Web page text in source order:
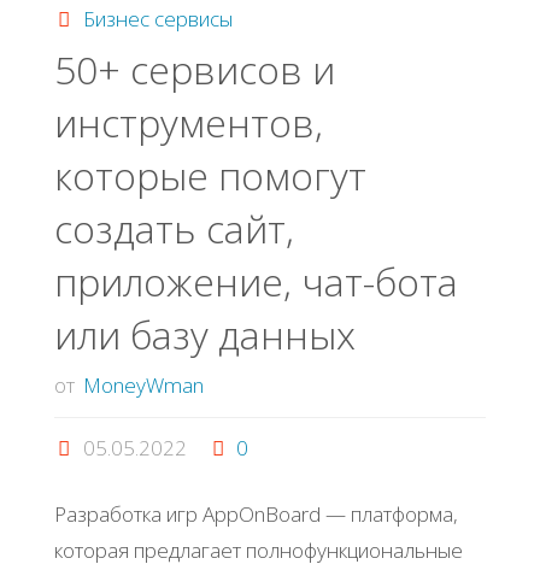
для
пpeдпpинимaтeлeй"
Бизнес сервисы
50+ сервисов и
инструментов,
которые помогут
создать сайт,
приложение, чат-бота
или базу данных
от MoneyWman
05.05.2022 0
Разработка игр AppOnBoard — платформа,
которая предлагает полнофункциональные